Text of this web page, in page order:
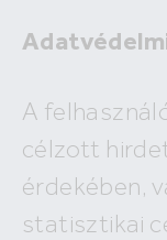
A
célzott
érdekében,
statisztikai
A